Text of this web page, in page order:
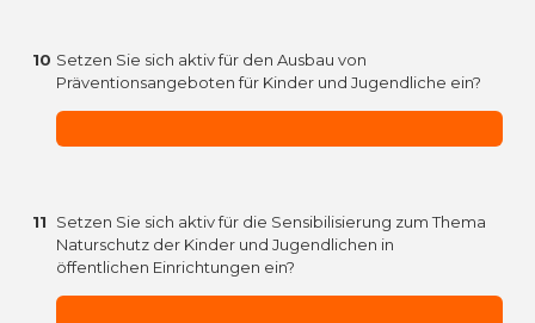
10 Setzen Sie sich aktiv für den Ausbau von
Präventionsangeboten für Kinder und Jugendliche ein?
11
Setzen Sie sich aktiv für die Sensibilisierung zum Thema
Naturschutz der Kinder und Jugendlichen in
öffentlichen Einrichtungen ein?